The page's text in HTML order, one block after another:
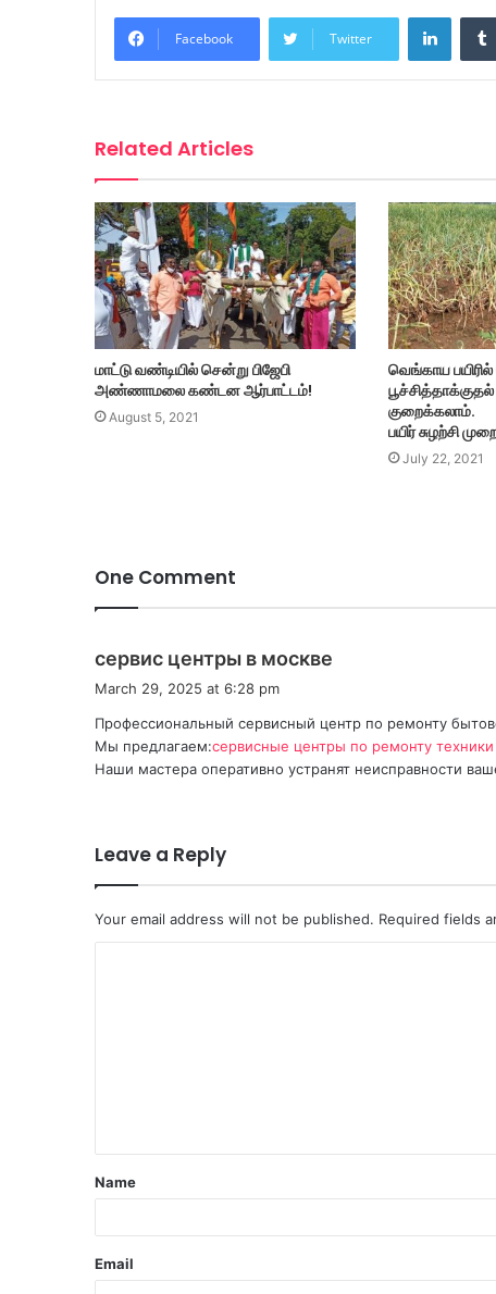
Facebook Twitter
Related Articles
மாட்டு வண்டியில் சென்று பிஜேபி
அண்ணாமலை கண்டன ஆர்பாட்டம்!
August 5, 2021
வெங்காய
குறைக்கலாம்.
பயிர் சுழற்சி
July 22, 2021
One Comment
сервис центры в москве
s
:
March 29, 2025 at 6:28 pm
Профессиональный сервисный центр по ремонту
Мы предлагаем:сервисные центры по ремонту
Наши мастера оперативно устранят неисправности
Leave a Reply
Your email address will not be published. Required fields
t
*
Name
Email